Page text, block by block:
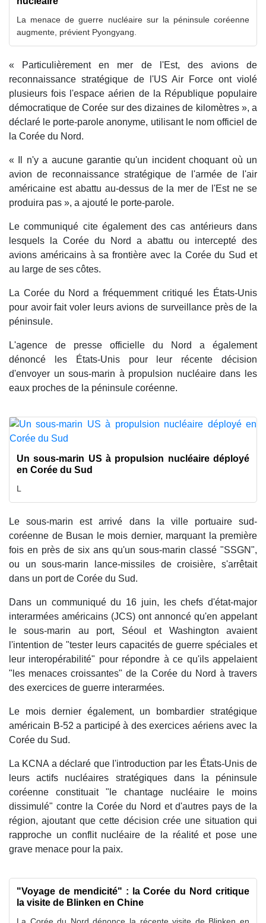
La menace de guerre nucléaire sur la péninsule coréenne
augmente, prévient Pyongyang.
« Particulièrement en mer de l'Est, des avions de
reconnaissance stratégique de l'US Air Force ont violé
plusieurs fois l'espace aérien de la République populaire
démocratique de Corée sur des dizaines de kilomètres », a
déclaré le porte-parole anonyme, utilisant le nom officiel de
la Corée du Nord.
« Il n'y a aucune garantie qu'un incident choquant où un
avion de reconnaissance stratégique de l'armée de l'air
américaine est abattu au-dessus de la mer de l'Est ne se
produira pas », a ajouté le porte-parole.
Le communiqué cite également des cas antérieurs dans
lesquels la Corée du Nord a abattu ou intercepté des
avions américains à sa frontière avec la Corée du Sud et
au large de ses côtes.
La Corée du Nord a fréquemment critiqué les États-Unis
pour avoir fait voler leurs avions de surveillance près de la
péninsule.
L'agence de presse officielle du Nord a également
dénoncé les États-Unis pour leur récente décision
d'envoyer un sous-marin à propulsion nucléaire dans les
eaux proches de la péninsule coréenne.
Un sous-marin US à propulsion nucléaire déployé
en Corée du Sud
L
Le sous-marin est arrivé dans la ville portuaire sud-
coréenne de Busan le mois dernier, marquant la première
fois en près de six ans qu'un sous-marin classé "SSGN",
ou un sous-marin lance-missiles de croisière, s'arrêtait
dans un port de Corée du Sud.
Dans un communiqué du 16 juin, les chefs d'état-major
interarmées américains (JCS) ont annoncé qu'en appelant
le sous-marin au port, Séoul et Washington avaient
l'intention de "tester leurs capacités de guerre spéciales et
leur interopérabilité" pour répondre à ce qu'ils appelaient
"les menaces croissantes" de la Corée du Nord à travers
des exercices de guerre interarmées.
Le mois dernier également, un bombardier stratégique
américain B-52 a participé à des exercices aériens avec la
Corée du Sud.
La KCNA a déclaré que l'introduction par les États-Unis de
leurs actifs nucléaires stratégiques dans la péninsule
coréenne constituait "le chantage nucléaire le moins
dissimulé" contre la Corée du Nord et d'autres pays de la
région, ajoutant que cette décision crée une situation qui
rapproche un conflit nucléaire de la réalité et pose une
grave menace pour la paix.
"Voyage de mendicité" : la Corée du Nord critique
la visite de Blinken en Chine